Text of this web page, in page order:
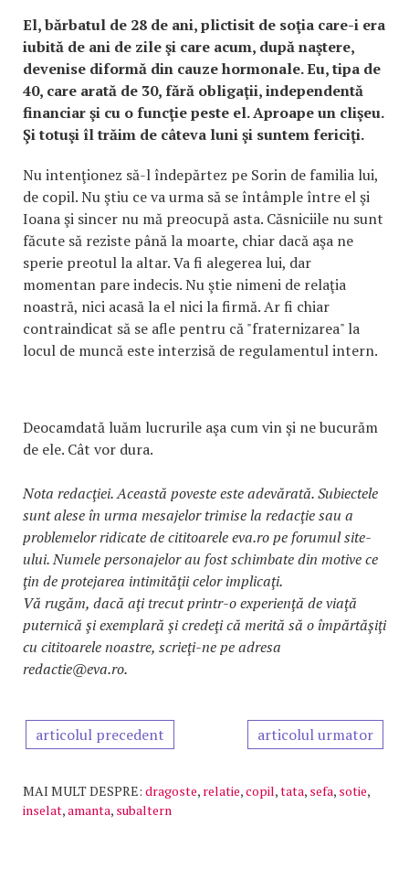
El, bărbatul de 28 de ani, plictisit de soţia care-i era
iubită de ani de zile şi care acum, după naştere,
devenise diformă din cauze hormonale. Eu, tipa de
40, care arată de 30, fără obligaţii, independentă
financiar şi cu o funcţie peste el. Aproape un clişeu.
Şi totuşi îl trăim de câteva luni şi suntem fericiţi.
Nu intenţionez să-l îndepărtez pe Sorin de familia lui,
de copil. Nu ştiu ce va urma să se întâmple între el şi
Ioana şi sincer nu mă preocupă asta. Căsniciile nu sunt
făcute să reziste până la moarte, chiar dacă aşa ne
sperie preotul la altar. Va fi alegerea lui, dar
momentan pare indecis. Nu ştie nimeni de relaţia
noastră, nici acasă la el nici la firmă. Ar fi chiar
contraindicat să se afle pentru că "fraternizarea" la
locul de muncă este interzisă de regulamentul intern.
Deocamdată luăm lucrurile aşa cum vin şi ne bucurăm
de ele. Cât vor dura.
Nota redacţiei. Această poveste este adevărată. Subiectele
sunt alese în urma mesajelor trimise la redacţie sau a
problemelor ridicate de cititoarele eva.ro pe forumul site-
ului. Numele personajelor au fost schimbate din motive ce
ţin de protejarea intimităţii celor implicaţi.
Vă rugăm, dacă aţi trecut printr-o experienţă de viaţă
puternică şi exemplară şi credeţi că merită să o împărtăşiţi
cu cititoarele noastre, scrieţi-ne pe adresa
redactie@eva.ro.
articolul precedent articolul urmator
MAI MULT DESPRE: dragoste, relatie,copil,tata, sefa, sotie,
inselat,amanta, subaltern